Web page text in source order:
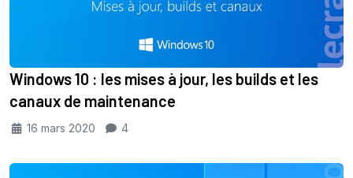
Windows 10 : les mises à jour, les builds et les
canaux de maintenance
16 mars 2020 4